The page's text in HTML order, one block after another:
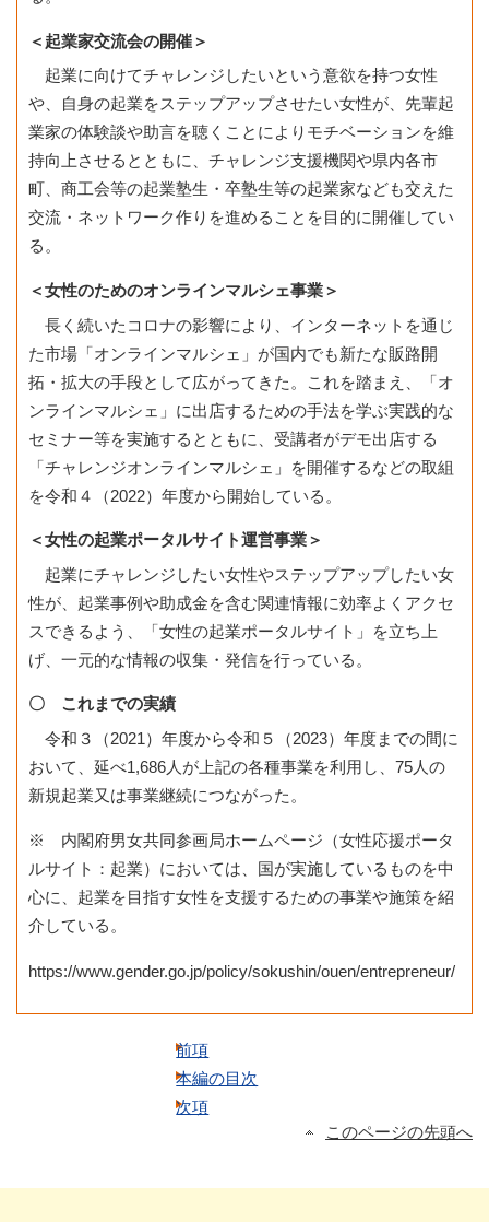
＜起業家交流会の開催＞
起業に向けてチャレンジしたいという意欲を持つ女性
や、自身の起業をステップアップさせたい女性が、先輩起
業家の体験談や助言を聴くことによりモチベーションを維
持向上させるとともに、チャレンジ支援機関や県内各市
町、商工会等の起業塾生・卒塾生等の起業家なども交えた
交流・ネットワーク作りを進めることを目的に開催してい
る。
＜女性のためのオンラインマルシェ事業＞
長く続いたコロナの影響により、インターネットを通じ
た市場「オンラインマルシェ」が国内でも新たな販路開
拓・拡大の手段として広がってきた。これを踏まえ、「オ
ンラインマルシェ」に出店するための手法を学ぶ実践的な
セミナー等を実施するとともに、受講者がデモ出店する
「チャレンジオンラインマルシェ」を開催するなどの取組
を令和４（2022）年度から開始している。
＜女性の起業ポータルサイト運営事業＞
起業にチャレンジしたい女性やステップアップしたい女
性が、起業事例や助成金を含む関連情報に効率よくアクセ
スできるよう、「女性の起業ポータルサイト」を立ち上
げ、一元的な情報の収集・発信を行っている。
〇 これまでの実績
令和３（2021）年度から令和５（2023）年度までの間に
おいて、延べ1,686人が上記の各種事業を利用し、75人の
新規起業又は事業継続につながった。
※ 内閣府男女共同参画局ホームページ（女性応援ポータ
ルサイト：起業）においては、国が実施しているものを中
心に、起業を目指す女性を支援するための事業や施策を紹
介している。
https://www.gender.go.jp/policy/sokushin/ouen/entrepreneur/
前項
本編の目次
次項
このページの先頭へ